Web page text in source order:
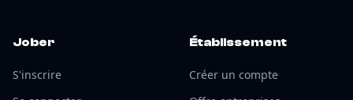
Jober
S'inscrire
Établissement
Créer un compte